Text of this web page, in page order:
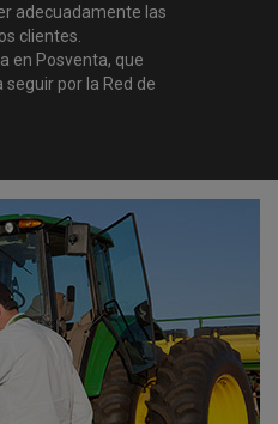
adecuadamente las
clientes.
en Posventa, que
por la Red de